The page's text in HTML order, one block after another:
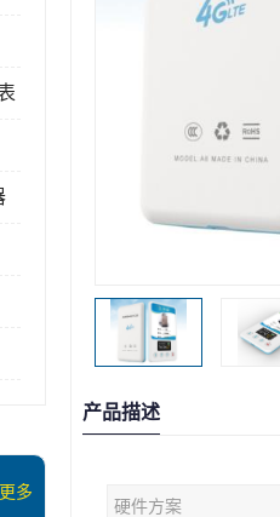
更多
产品描述
硬件方案